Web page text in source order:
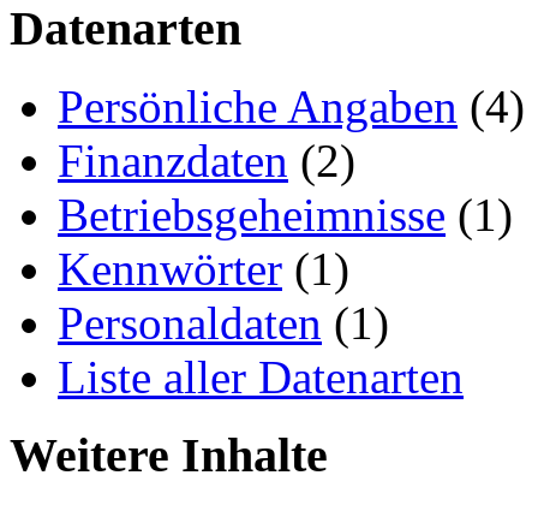
Datenarten
Persönliche Angaben (4)
Finanzdaten (2)
Betriebsgeheimnisse (1)
Kennwörter (1)
Personaldaten (1)
Liste aller Datenarten
Weitere Inhalte